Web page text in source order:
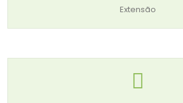
Extensão